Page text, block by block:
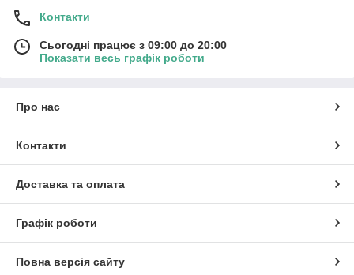
Контакти
Сьогодні працює з 09:00 до 20:00
Показати весь графік роботи
Про нас
Контакти
Доставка та оплата
Графік роботи
Повна версія сайту